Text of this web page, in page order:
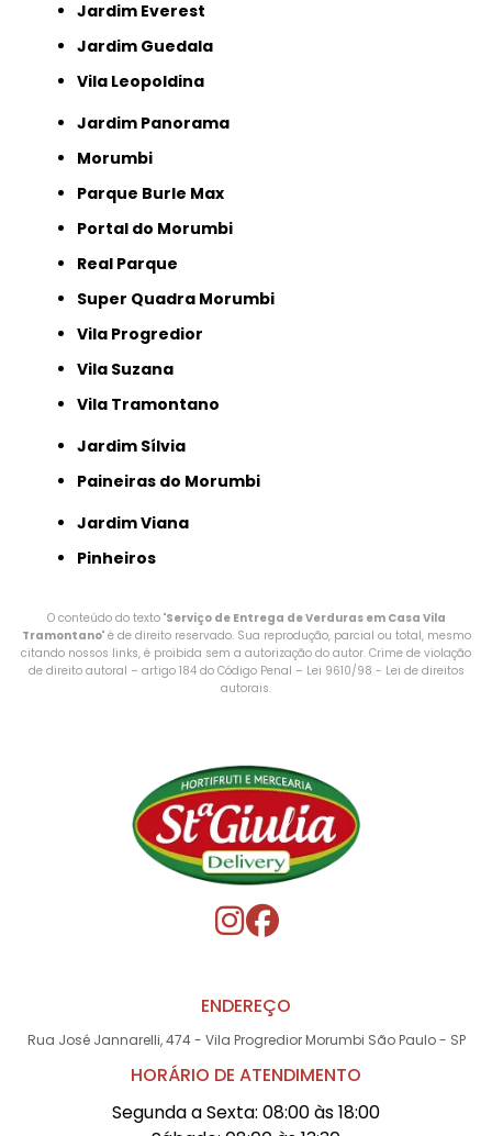
Jardim Everest
Jardim Guedala
Vila Leopoldina
Jardim Panorama
Morumbi
Parque Burle Max
Portal do Morumbi
Real Parque
Super Quadra Morumbi
Vila Progredior
Vila Suzana
Vila Tramontano
Jardim Sílvia
Paineiras do Morumbi
Jardim Viana
Pinheiros
O conteúdo do texto "Serviço de Entrega de Verduras em Casa Vila
Tramontano" é de direito reservado. Sua reprodução, parcial ou total, mesmo
citando nossos links, é proibida sem a autorização do autor. Crime de violação
de direito autoral – artigo 184 do Código Penal – Lei 9610/98 - Lei de direitos
autorais.
ENDEREÇO
Rua José Jannarelli, 474 - Vila Progredior Morumbi São Paulo - SP
HORÁRIO DE ATENDIMENTO
Segunda a Sexta: 08:00 às 18:00